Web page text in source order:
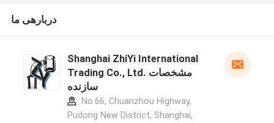
دربارهی ما
Shanghai ZhiYi International
Trading Co., Ltd. مشخصات
سازنده
No.66, Chuanzhou Highway,
Pudong New District, Shanghai,